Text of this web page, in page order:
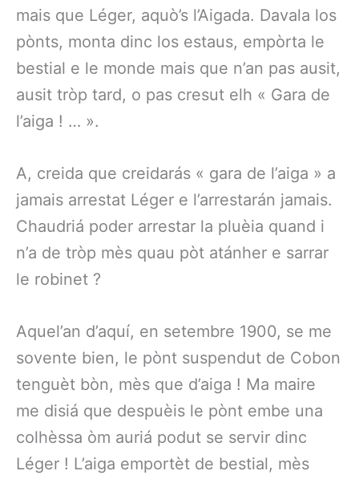
mais que Léger, aquò’s l’Aigada. Davala los
pònts, monta dinc los estaus, empòrta le
bestial e le monde mais que n’an pas ausit,
ausit tròp tard, o pas cresut elh « Gara de
l’aiga ! … ».
A, creida que creidarás « gara de l’aiga » a
jamais arrestat Léger e l’arrestarán jamais.
Chaudriá poder arrestar la pluèia quand i
n’a de tròp mès quau pòt atánher e sarrar
le robinet ?
Aquel’an d’aquí, en setembre 1900, se me
sovente bien, le pònt suspendut de Cobon
tenguèt bòn, mès que d’aiga ! Ma maire
me disiá que despuèis le pònt embe una
colhèssa òm auriá podut se servir dinc
Léger ! L’aiga emportèt de bestial, mès